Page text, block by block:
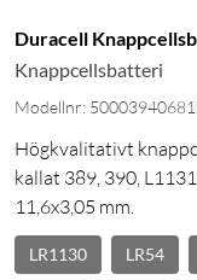
Duracell
Knappcellsbatteri
Modellnr:
Högkvalitativt
kallat 389, 390,
11,6x3,05 mm.
LR1130 LR54